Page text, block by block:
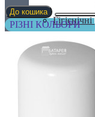
Гігієнічні
До кошика
РІЗНІ КОЛЬОРИ